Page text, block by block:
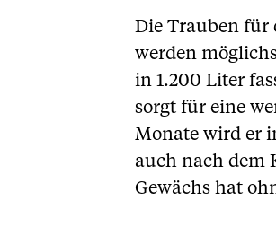
Die Trauben für
werden
in 1.200 Liter
sorgt für eine
Monate wird er
auch nach dem
Gewächs hat